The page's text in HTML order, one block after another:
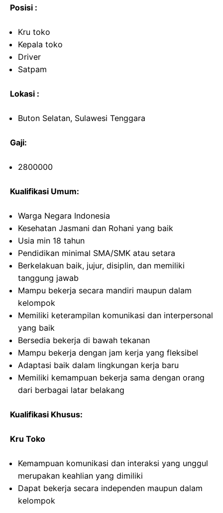
Posisi :
Kru toko
Kepala toko
Driver
Satpam
Lokasi :
Buton Selatan, Sulawesi Tenggara
Gaji:
2800000
Kualifikasi Umum:
Warga Negara Indonesia
Kesehatan Jasmani dan Rohani yang baik
Usia min 18 tahun
Pendidikan minimal SMA/SMK atau setara
Berkelakuan baik, jujur, disiplin, dan memiliki
tanggung jawab
Mampu bekerja secara mandiri maupun dalam
kelompok
Memiliki keterampilan komunikasi dan interpersonal
yang baik
Bersedia bekerja di bawah tekanan
Mampu bekerja dengan jam kerja yang fleksibel
Adaptasi baik dalam lingkungan kerja baru
Memiliki kemampuan bekerja sama dengan orang
dari berbagai latar belakang
Kualifikasi Khusus:
Kru Toko
Kemampuan komunikasi dan interaksi yang unggul
merupakan keahlian yang dimiliki
Dapat bekerja secara independen maupun dalam
kelompok